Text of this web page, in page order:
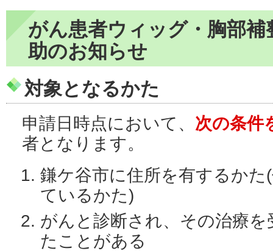
がん患者ウィッグ・胸部補
助のお知らせ
対象となるかた
申請日時点において、 次の条件
者となります。
鎌ケ谷市に住所を有するか
ているかた)
がんと診断され、その治療
たことがある